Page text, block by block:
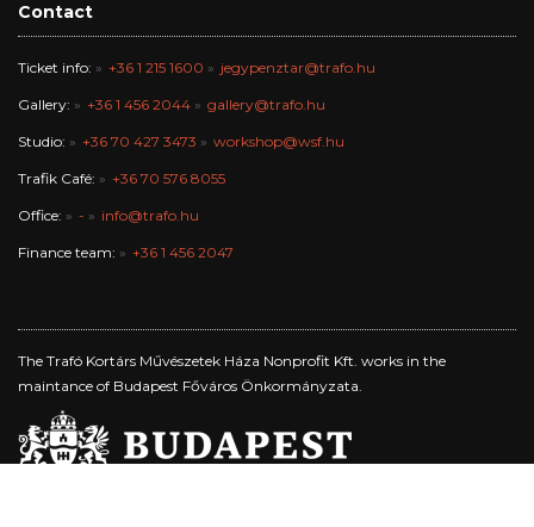
Contact
Ticket info: +36 1 215 1600 jegypenztar@trafo.hu
Gallery: +36 1 456 2044 gallery@trafo.hu
Studio: +36 70 427 3473 workshop@wsf.hu
Trafik Café: +36 70 576 8055
Office: - info@trafo.hu
Finance team: +36 1 456 2047
The Trafó Kortárs Művészetek Háza Nonprofit Kft. works in the
maintance of Budapest Főváros Önkormányzata.